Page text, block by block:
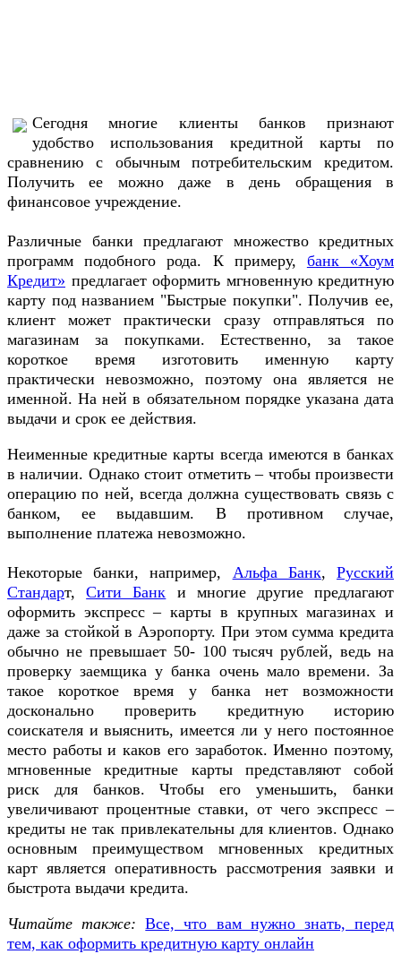
Сегодня многие клиенты банков признают
удобство использования кредитной карты по
сравнению с обычным потребительским кредитом.
Получить ее можно даже в день обращения в
финансовое учреждение.
Различные банки предлагают множество кредитных
программ подобного рода. К примеру, банк «Хоум
Кредит» предлагает оформить мгновенную кредитную
карту под названием "Быстрые покупки". Получив ее,
клиент может практически сразу отправляться по
магазинам за покупками. Естественно, за такое
короткое время изготовить именную карту
практически невозможно, поэтому она является не
именной. На ней в обязательном порядке указана дата
выдачи и срок ее действия.
Неименные кредитные карты всегда имеются в банках
в наличии. Однако стоит отметить – чтобы произвести
операцию по ней, всегда должна существовать связь с
банком, ее выдавшим. В противном случае,
выполнение платежа невозможно.
Некоторые банки, например, Альфа Банк,Русский
Стандарт,Сити Банк и многие другие предлагают
оформить экспресс – карты в крупных магазинах и
даже за стойкой в Аэропорту. При этом сумма кредита
обычно не превышает 50- 100 тысяч рублей, ведь на
проверку заемщика у банка очень мало времени. За
такое короткое время у банка нет возможности
досконально проверить кредитную историю
соискателя и выяснить, имеется ли у него постоянное
место работы и каков его заработок. Именно поэтому,
мгновенные кредитные карты представляют собой
риск для банков. Чтобы его уменьшить, банки
увеличивают процентные ставки, от чего экспресс –
кредиты не так привлекательны для клиентов. Однако
основным преимуществом мгновенных кредитных
карт является оперативность рассмотрения заявки и
быстрота выдачи кредита.
Читайте также: Все, что вам нужно знать, перед
тем, как оформить кредитную карту онлайн